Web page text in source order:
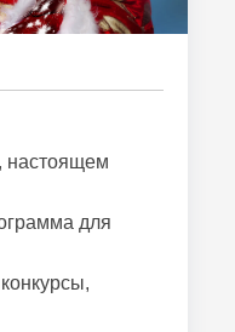
настоящем
для